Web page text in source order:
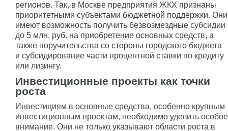
регионов. Так, в Москве предприятия ЖКХ признаны
приоритетными субъектами бюджетной поддержки. Они
имеют возможность получить безвозмездные субсидии
до 5 млн. руб. на приобретение основных средств, а
также поручительства со стороны городского бюджета
и субсидирование части процентной ставки по кредиту
или лизингу.
Инвестиционные проекты как точки
роста
Инвестициям в основные средства, особенно крупным
инвестиционным проектам, необходимо уделить особое
внимание. Они не только указывают области роста в